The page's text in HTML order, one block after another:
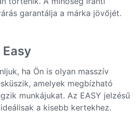
garantálja a márka jövőjét.
ha Ön is olyan masszív
amelyek megbízható
munkájukat. Az EASY jelzésű
a kisebb kertekhez.